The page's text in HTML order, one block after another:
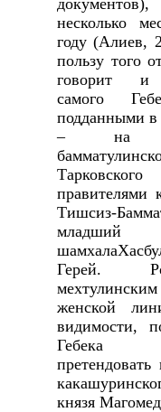
несколько
году (Алиев,
пользу того
говорит и
самого
подданными в
– на
Тарковского
правителями
Тишсиз-
Герей.
женской
видимости,
Гебека
претендовать
князя